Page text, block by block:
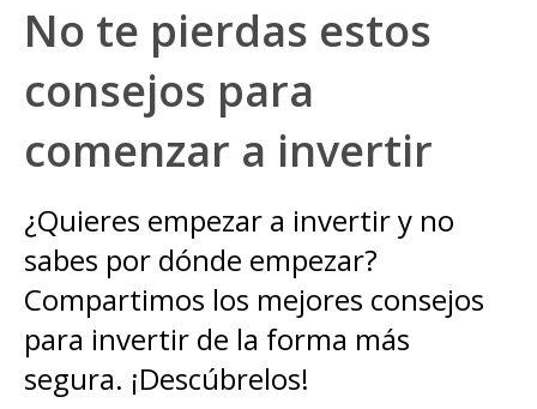
No te pierdas estos
consejos para
comenzar a invertir
¿Quieres empezar a invertir y no
sabes por dónde empezar?
Compartimos los mejores consejos
para invertir de la forma más
segura. ¡Descúbrelos!